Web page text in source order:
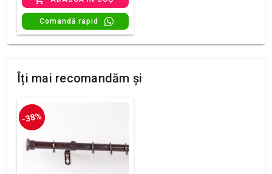
Comandă rapid
Îți mai recomandăm și
-38%